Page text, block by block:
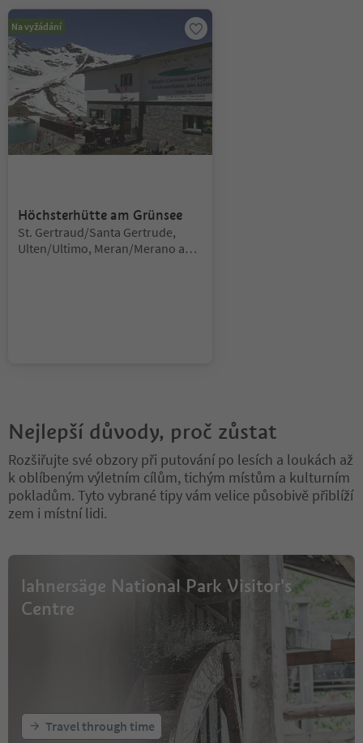
Na vyžádání
Höchsterhütte am Grünsee
Lokalita:
St. Gertraud/Santa Gertrude,
Ulten/Ultimo, Meran/Merano and
Nejlepší důvody, proč zůstat
Rozšiřujte své obzory při putování po lesích a loukách až
k oblíbeným výletním cílům, tichým místům a kulturním
pokladům. Tyto vybrané tipy vám velice působivě přiblíží
zem i místní lidi.
lahnersäge National Park Visitor's
Centre
Travel through time